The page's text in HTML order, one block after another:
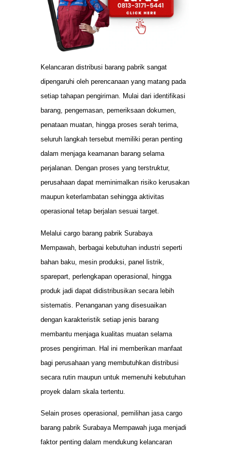
Kelancaran distribusi barang pabrik sangat
dipengaruhi oleh perencanaan yang matang pada
setiap tahapan pengiriman. Mulai dari identifikasi
barang, pengemasan, pemeriksaan dokumen,
penataan muatan, hingga proses serah terima,
seluruh langkah tersebut memiliki peran penting
dalam menjaga keamanan barang selama
perjalanan. Dengan proses yang terstruktur,
perusahaan dapat meminimalkan risiko kerusakan
maupun keterlambatan sehingga aktivitas
operasional tetap berjalan sesuai target.
Melalui cargo barang pabrik Surabaya
Mempawah, berbagai kebutuhan industri seperti
bahan baku, mesin produksi, panel listrik,
sparepart, perlengkapan operasional, hingga
produk jadi dapat didistribusikan secara lebih
sistematis. Penanganan yang disesuaikan
dengan karakteristik setiap jenis barang
membantu menjaga kualitas muatan selama
proses pengiriman. Hal ini memberikan manfaat
bagi perusahaan yang membutuhkan distribusi
secara rutin maupun untuk memenuhi kebutuhan
proyek dalam skala tertentu.
Selain proses operasional, pemilihan jasa cargo
barang pabrik Surabaya Mempawah juga menjadi
faktor penting dalam mendukung kelancaran